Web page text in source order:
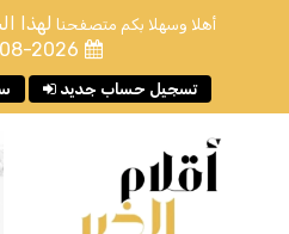
أهلا وسهلا بكم متصفحنا لهذا
2026
تسجيل حساب جديد